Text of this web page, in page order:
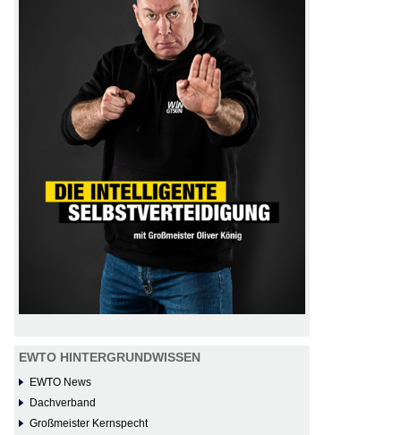
EWTO HINTERGRUNDWISSEN
EWTO News
Dachverband
Großmeister Kernspecht